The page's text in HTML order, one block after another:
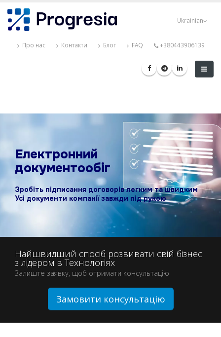
до
основного
Ukrainian
Про нас Контакти Блог FAQ +380443906139
Електронний
документообіг
Зробіть підписання договорів легким та швидким
Усі документи компанії завжди під рукою
Найшвидший спосіб розвивати свій бізнес
з лідером в Технологіях
Залиште заявку, щоб отримати консультацію
Замовити консультацію